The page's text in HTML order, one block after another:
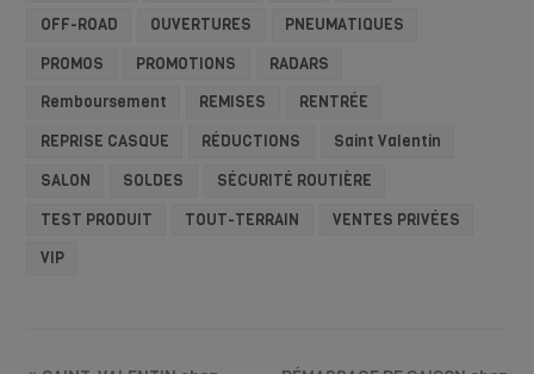
OFF-ROAD
OUVERTURES
PNEUMATIQUES
PROMOS
PROMOTIONS
RADARS
Remboursement
REMISES
RENTRÉE
REPRISE CASQUE
RÉDUCTIONS
Saint Valentin
SALON
SOLDES
SÉCURITÉ ROUTIÈRE
TEST PRODUIT
TOUT-TERRAIN
VENTES PRIVÉES
VIP